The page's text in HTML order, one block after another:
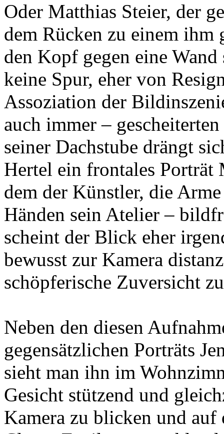
Oder Matthias Steier, der
dem Rücken zu einem
den Kopf gegen eine
keine Spur, eher von
Assoziation der
auch immer –
seiner Dachstube drängt
Hertel ein frontales Porträt
dem der Künstler, die
Händen sein Atelier –
scheint der Blick eher
bewusst zur Kamera
schöpferische Zuversicht
Neben den diesen
gegensätzlichen Porträts
sieht man ihn im
Gesicht stützend und
Kamera zu blicken und auf